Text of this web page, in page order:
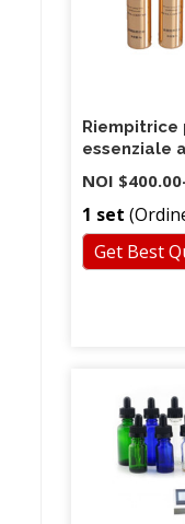
essenziale
teste da 3-
contagocce
NOI $400.00
1 set
Get Best